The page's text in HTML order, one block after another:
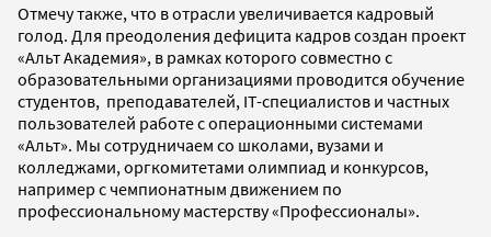
Отмечу также, что в отрасли увеличивается кадровый
голод. Для преодоления дефицита кадров создан проект
«Альт Академия», в рамках которого совместно с
образовательными организациями проводится обучение
студентов, преподавателей, IT-специалистов и частных
пользователей работе с операционными системами
«Альт». Мы сотрудничаем со школами, вузами и
колледжами, оргкомитетами олимпиад и конкурсов,
например с чемпионатным движением по
профессиональному мастерству «Профессионалы».